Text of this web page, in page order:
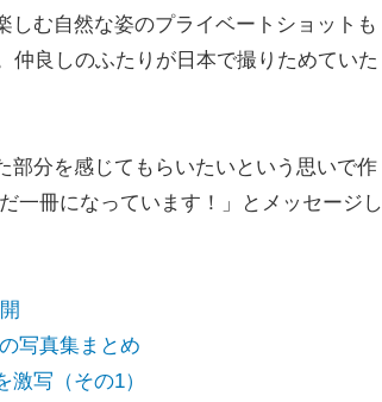
む自然な姿のプライベートショットも
仲良しのふたりが日本で撮りためていた
分を感じてもらいたいという思いで作
一冊になっています！」とメッセージし
写真集まとめ
写（その1）